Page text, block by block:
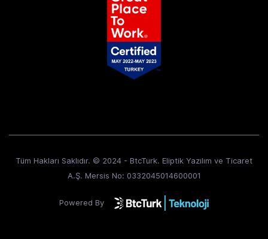
Tüm Hakları Saklıdır. © 2024 - BtcTurk. Eliptik Yazılım ve Ticaret
A.Ş. Mersis No: 0332045014600001
Powered By